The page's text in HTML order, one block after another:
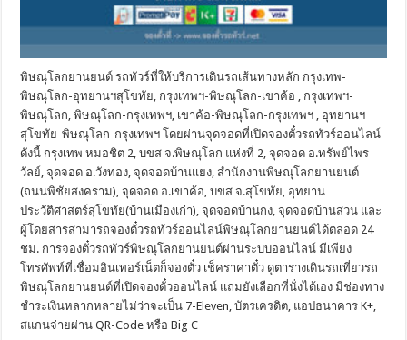
พิษณุโลกยานยนต์ รถทัวร์ที่ให้บริการเดินรถเส้นทางหลัก กรุงเทพ-
พิษณุโลก-อุทยานฯสุโขทัย, กรุงเทพฯ-พิษณุโลก-เขาค้อ , กรุงเทพฯ-
พิษณุโลก, พิษณุโลก-กรุงเทพฯ, เขาค้อ-พิษณุโลก-กรุงเทพฯ , อุทยานฯ
สุโขทัย-พิษณุโลก-กรุงเทพฯ โดยผ่านจุดจอดที่เปิดจองตั๋วรถทัวร์ออนไลน์
ดังนี้ กรุงเทพ หมอชิต 2, บขส จ.พิษณุโลก แห่งที่ 2, จุดจอด อ.ทรัพย์ไพร
วัลย์, จุดจอด อ.วังทอง, จุดจอดบ้านแยง, สำนักงานพิษณุโลกยานยนต์
(ถนนพิชัยสงคราม), จุดจอด อ.เขาค้อ, บขส จ.สุโขทัย, อุทยาน
ประวัติศาสตร์สุโขทัย(บ้านเมืองเก่า), จุดจอดบ้านกง, จุดจอดบ้านสวน และ
ผู้โดยสารสามารถจองตั๋วรถทัวร์ออนไลน์พิษณุโลกยานยนต์ได้ตลอด 24
ชม. การจองตั๋วรถทัวร์พิษณุโลกยานยนต์ผ่านระบบออนไลน์ มีเพียง
โทรศัพท์ที่เชื่อมอินเทอร์เน็ตก็จองตั๋ว เช็คราคาตั๋ว ดูตารางเดินรถเที่ยวรถ
พิษณุโลกยานยนต์ที่เปิดจองตั๋วออนไลน์ แถมยังเลือกที่นั่งได้เอง มีช่องทาง
ชำระเงินหลากหลายไม่ว่าจะเป็น 7-Eleven, บัตรเครดิต, แอปธนาคาร K+,
สแกนจ่ายผ่าน QR-Code หรือ Big C